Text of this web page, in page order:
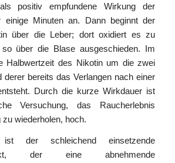
positiv empfundene Wirkung der
einige Minuten an. Dann beginnt der
über die Leber; dort oxidiert es zu
über die Blase ausgeschieden. Im
Halbwertzeit des Nikotin um die zwei
derer bereits das Verlangen nach einer
Durch die kurze Wirkdauer ist
Versuchung, das Raucherlebnis
wiederholen, hoch.
der schleichend einsetzende
der eine abnehmende